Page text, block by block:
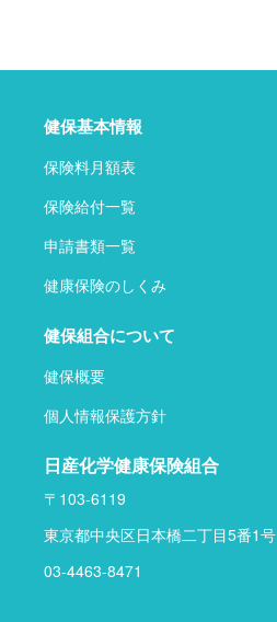
健保基本情報
保険料月額表
保険給付一覧
申請書類一覧
健康保険のしくみ
健保組合について
健保概要
個人情報保護方針
日産化学健康保険組合
〒103-6119
東京都中央区日本橋二丁目5番1号
03-4463-8471